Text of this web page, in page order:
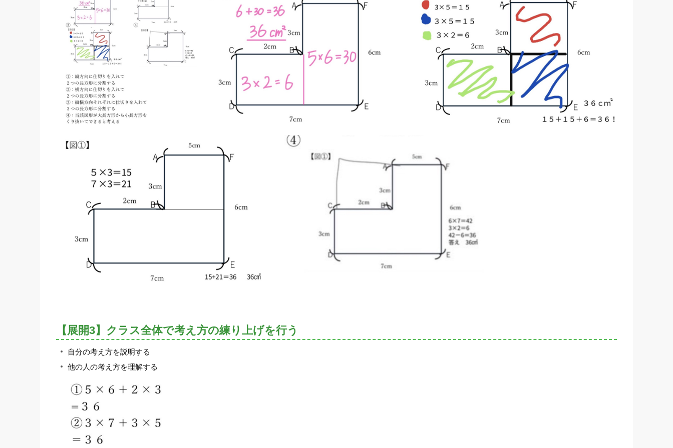
【展開3】クラス全体で考え方の練り上げを行う
自分の考え方を説明する
他の人の考え方を理解する